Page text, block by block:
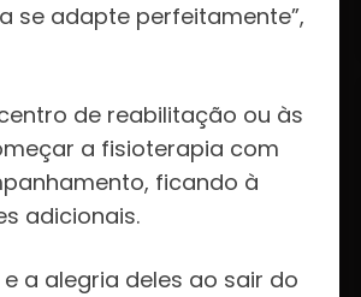
se adapte perfeitamente”,
de reabilitação ou às
a fisioterapia com
ficando à
adicionais.
a alegria deles ao sair do